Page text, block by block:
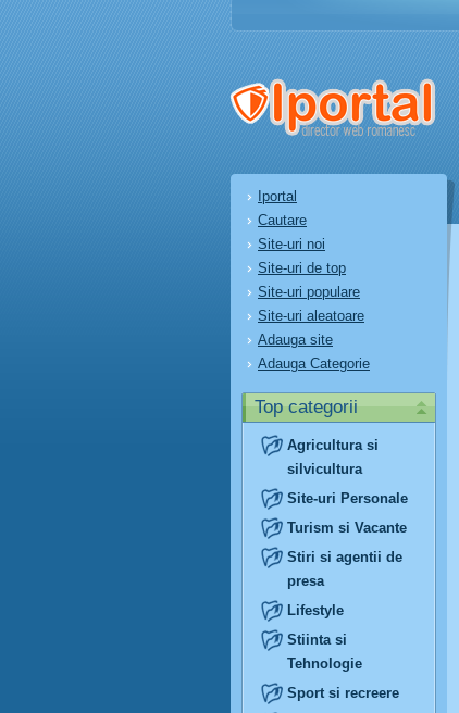
Iportal
Cautare
Site-uri noi
Site-uri de top
Site-uri populare
Site-uri aleatoare
Adauga site
Adauga Categorie
Top categorii
Agricultura si
silvicultura
Site-uri Personale
Turism si Vacante
Stiri si agentii de
presa
Lifestyle
Stiinta si
Tehnologie
Sport si recreere